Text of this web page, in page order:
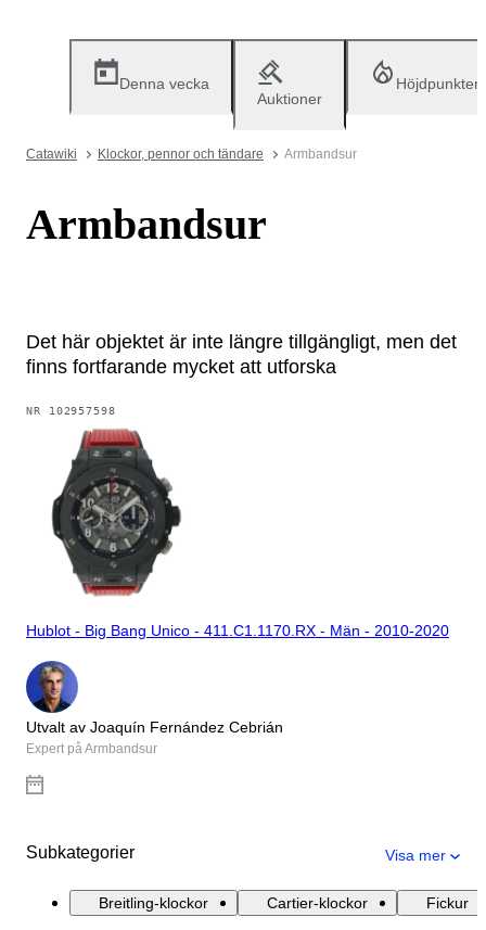
Denna vecka
Auktioner
Höjdpunkter
Catawiki Klockor, pennor och tändare Armbandsur
Armbandsur
Det här objektet är inte längre tillgängligt, men det
finns fortfarande mycket att utforska
NR 102957598
Hublot - Big Bang Unico - 411.C1.1170.RX - Män - 2010-2020
Utvalt av Joaquín Fernández Cebrián
Expert på Armbandsur
Subkategorier Visa mer
Breitling-klockor Cartier-klockor Fickur